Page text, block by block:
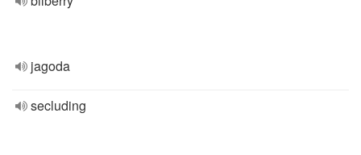
jagoda
secluding